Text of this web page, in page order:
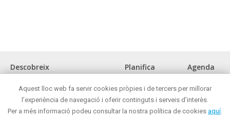
Descobreix
Museus i espais d'interès cultural
Front marítim
Reunions i congressos
Planifica
Oficina de turisme
On menjar?
On comprar ?
Agenda
Aquest lloc web fa servir cookies pròpies i de tercers per millorar
l’experiència de navegació i oferir continguts i serveis d’interès.
Per a més informació podeu consultar la nostra política de cookies aquí.